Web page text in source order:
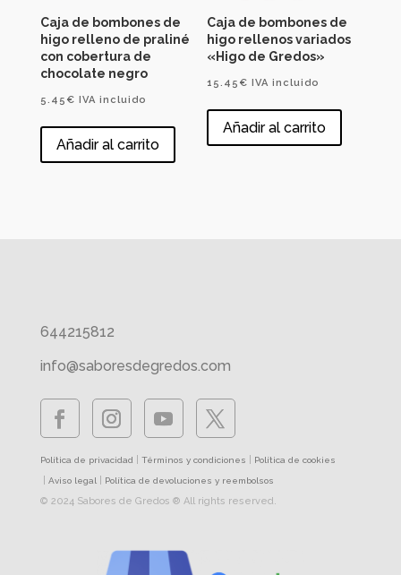
Caja de bombones de
higo relleno de praliné
con cobertura de
chocolate negro
5.45 € IVA incluido
Añadir al carrito
Caja de bombones de
higo rellenos variados
«Higo de Gredos»
15.45 € IVA incluido
Añadir al carrito
644215812
info@saboresdegredos.com
Política de privacidad Términos y condiciones Política de cookies
Aviso legal| Política de devoluciones y reembolsos
© 2024 Sabores de Gredos ® All rights reserved.